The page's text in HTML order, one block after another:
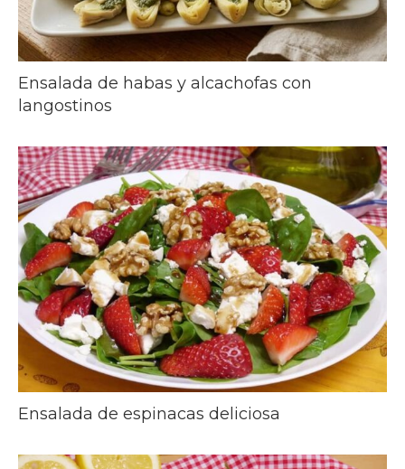
Ensalada de habas y alcachofas con
langostinos
Ensalada de espinacas deliciosa